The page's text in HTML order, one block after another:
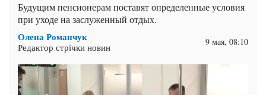
Будущим пенсионерам поставят определенные условия
при уходе на заслуженный отдых.
Олена Романчук
Редактор стрічки новин 9 мая, 08:10